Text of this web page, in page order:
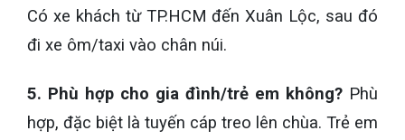
Có xe khách từ TP.HCM đến Xuân Lộc, sau đó
đi xe ôm/taxi vào chân núi.
5. Phù hợp cho gia đình/trẻ em không? Phù
hợp, đặc biệt là tuyến cáp treo lên chùa. Trẻ em